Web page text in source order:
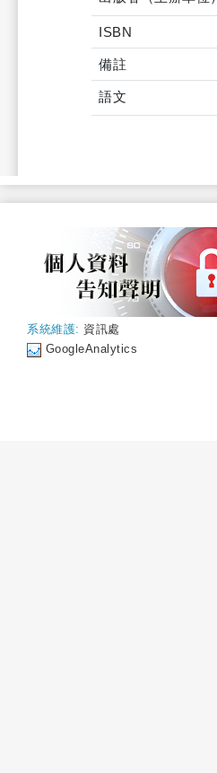
ISBN
備註
語文
系統維護: 資訊處
GoogleAnalytics